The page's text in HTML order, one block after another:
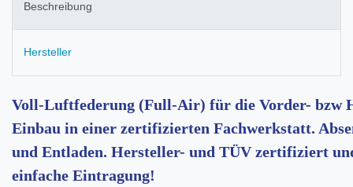
Beschreibung
Hersteller
Voll-Luftfederung (Full-Air) für die Vorder- bzw
Einbau in einer zertifizierten Fachwerkstatt.
und Entladen. Hersteller- und TÜV zertifiziert
einfache Eintragung!